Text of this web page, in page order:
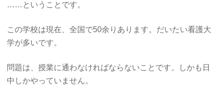
……ということです。
この学校は現在、全国で50余りあります。だいたい看護大
学が多いです。
問題は、授業に通わなければならないことです。しかも日
中しかやっていません。